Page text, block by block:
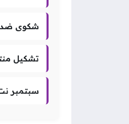
شكوى ضد
تشكيل
سبتمبر نت